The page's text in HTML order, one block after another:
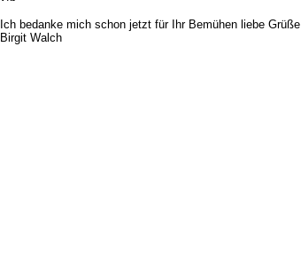
Ich bedanke mich schon jetzt für Ihr Bemühen liebe Grüße
Birgit Walch